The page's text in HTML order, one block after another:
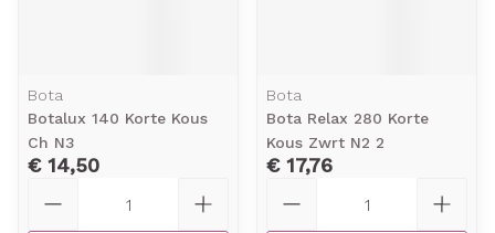
Bota
Botalux 140 Korte Kous
Ch N3
€ 14,50
Bota
Bota Relax 280 Korte
Kous Zwrt N2 2
€ 17,76